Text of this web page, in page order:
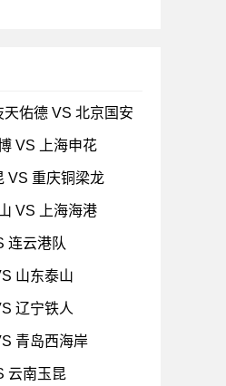
佑德 VS 北京国安
VS 上海申花
VS 重庆铜梁龙
VS 上海海港
连云港队
山东泰山
辽宁铁人
青岛西海岸
云南玉昆